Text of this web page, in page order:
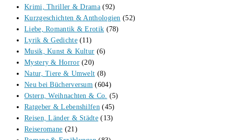
Krimi, Thriller & Drama (92)
Kurzgeschichten & Anthologien (52)
Liebe, Romantik & Erotik (78)
Lyrik & Gedichte (11)
Musik, Kunst & Kultur (6)
Mystery & Horror (20)
Natur, Tiere & Umwelt (8)
Neu bei Bücherversum (604)
Ostern, Weihnachten & Co. (5)
Ratgeber & Lebenshilfen (45)
Reisen, Länder & Städte (13)
Reiseromane (21)